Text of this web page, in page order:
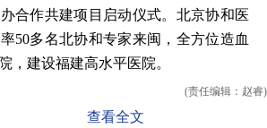
合作共建项目启动仪式。北京协和医
50多名北协和专家来闽，全方位造血
，建设福建高水平医院。
(责任编辑：赵睿)
查看全文